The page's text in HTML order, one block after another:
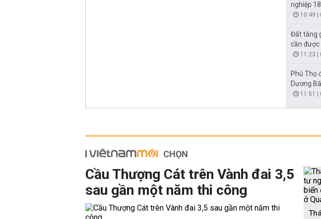
nghiệp
10:49 |
Đất tăng
cần được
11:23 |
Phú Thọ
Dương
11:51 |
CHỌN
Cầu Thượng Cát trên Vành đai 3,5
sau gần một năm thi công